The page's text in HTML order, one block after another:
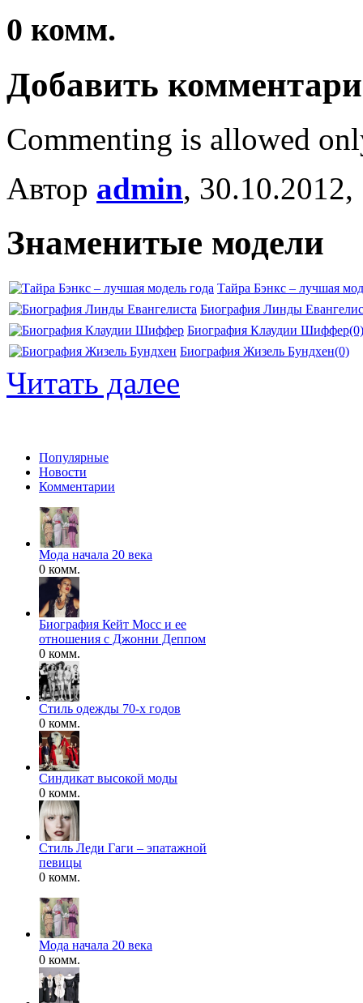
0 комм.
Добавить
Commenting is allowed
Автор admin,
Знаменитые модели
Тайра Бэнкс – лучшая
Биография Линды
Биография Клаудии Шиффер(0)
Биография Жизель Бундхен(0)
Читать далее
Популярные
Новости
Комментарии
Мода начала 20 века
0 комм.
Биография Кейт Мосс и ее
отношения с Джонни Деппом
0 комм.
Стиль одежды 70-х годов
0 комм.
Синдикат высокой моды
0 комм.
Стиль Леди Гаги – эпатажной
певицы
0 комм.
Мода начала 20 века
0 комм.